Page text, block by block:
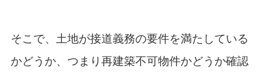
そこで、土地が接道義務の要件を満たしている
かどうか、つまり再建築不可物件かどうか確認